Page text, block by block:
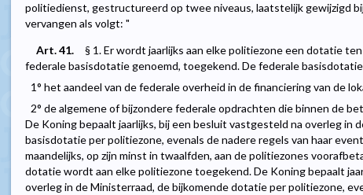
politiedienst, gestructureerd op twee niveaus, laatstelijk gewijzigd
vervangen als volgt: "
Art. 41.
§ 1. Er wordt jaarlijks aan elke politiezone een dotatie
federale basisdotatie genoemd, toegekend. De federale
1° het aandeel van de federale overheid in de financiering van de
2° de algemene of bijzondere federale opdrachten die binnen de
De Koning bepaalt jaarlijks, bij een besluit vastgesteld na overleg in
basisdotatie per politiezone, evenals de nadere regels van haar
maandelijks, op zijn minst in twaalfden, aan de politiezones
dotatie wordt aan elke politiezone toegekend. De Koning bepaalt
overleg in de Ministerraad, de bijkomende dotatie per politiezone,